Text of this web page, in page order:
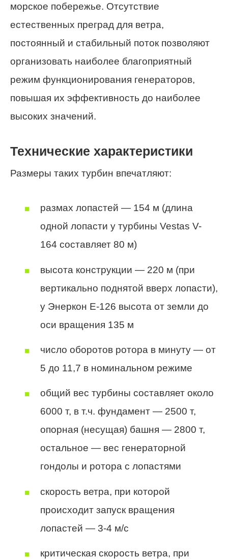
морское побережье. Отсутствие
естественных преград для ветра,
постоянный и стабильный поток позволяют
организовать наиболее благоприятный
режим функционирования генераторов,
повышая их эффективность до наиболее
высоких значений.
Технические характеристики
Размеры таких турбин впечатляют:
размах лопастей — 154 м (длина
одной лопасти у турбины Vestas V-
164 составляет 80 м)
высота конструкции — 220 м (при
вертикально поднятой вверх лопасти),
у Энеркон Е-126 высота от земли до
оси вращения 135 м
число оборотов ротора в минуту — от
5 до 11,7 в номинальном режиме
общий вес турбины составляет около
6000 т, в т.ч. фундамент — 2500 т,
опорная (несущая) башня — 2800 т,
остальное — вес генераторной
гондолы и ротора с лопастями
скорость ветра, при которой
происходит запуск вращения
лопастей — 3-4 м/с
критическая скорость ветра, при